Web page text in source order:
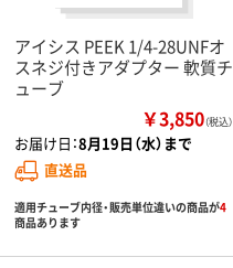
アイシス PEEK 1/4-28UNFオ
スネジ付きアダプター 軟質チ
ューブ
￥3,850（税込）
お届け日：8月19日（水）まで
直送品
適用チューブ内径・販売単位違いの商品が4
商品あります